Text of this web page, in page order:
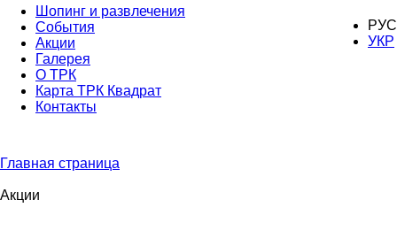
РУС
УКР
Шопинг и развлечения
События
Акции
Галерея
О ТРК
Карта ТРК Квадрат
Контакты
Главная страница
Акции